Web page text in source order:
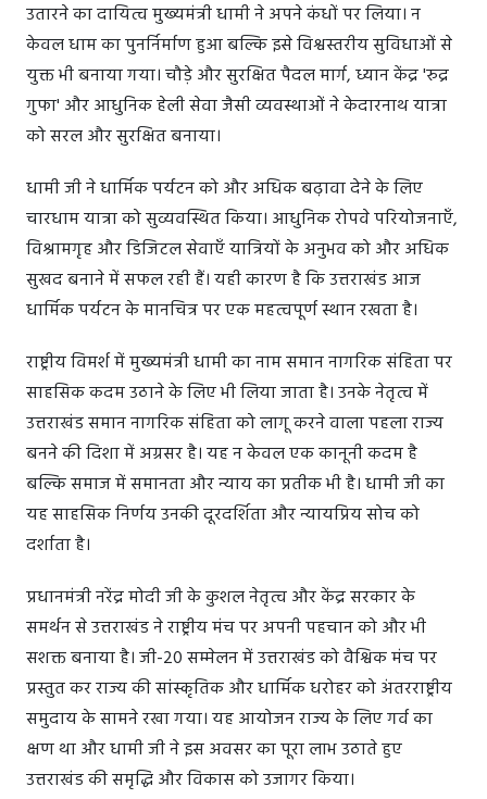
उतारने का दायित्व मुख्यमंत्री धामी ने अपने कंधों पर लिया। न
केवल धाम का पुनर्निर्माण हुआ बल्कि इसे विश्वस्तरीय सुविधाओं से
युक्त भी बनाया गया। चौड़े और सुरक्षित पैदल मार्ग, ध्यान केंद्र 'रुद्र
गुफा' और आधुनिक हेली सेवा जैसी व्यवस्थाओं ने केदारनाथ यात्रा
को सरल और सुरक्षित बनाया।
धामी जी ने धार्मिक पर्यटन को और अधिक बढ़ावा देने के लिए
चारधाम यात्रा को सुव्यवस्थित किया। आधुनिक रोपवे परियोजनाएँ,
विश्रामगृह और डिजिटल सेवाएँ यात्रियों के अनुभव को और अधिक
सुखद बनाने में सफल रही हैं। यही कारण है कि उत्तराखंड आज
धार्मिक पर्यटन के मानचित्र पर एक महत्वपूर्ण स्थान रखता है।
राष्ट्रीय विमर्श में मुख्यमंत्री धामी का नाम समान नागरिक संहिता पर
साहसिक कदम उठाने के लिए भी लिया जाता है। उनके नेतृत्व में
उत्तराखंड समान नागरिक संहिता को लागू करने वाला पहला राज्य
बनने की दिशा में अग्रसर है। यह न केवल एक कानूनी कदम है
बल्कि समाज में समानता और न्याय का प्रतीक भी है। धामी जी का
यह साहसिक निर्णय उनकी दूरदर्शिता और न्यायप्रिय सोच को
दर्शाता है।
प्रधानमंत्री नरेंद्र मोदी जी के कुशल नेतृत्व और केंद्र सरकार के
समर्थन से उत्तराखंड ने राष्ट्रीय मंच पर अपनी पहचान को और भी
सशक्त बनाया है। जी-20 सम्मेलन में उत्तराखंड को वैश्विक मंच पर
प्रस्तुत कर राज्य की सांस्कृतिक और धार्मिक धरोहर को अंतरराष्ट्रीय
समुदाय के सामने रखा गया। यह आयोजन राज्य के लिए गर्व का
क्षण था और धामी जी ने इस अवसर का पूरा लाभ उठाते हुए
उत्तराखंड की समृद्धि और विकास को उजागर किया।